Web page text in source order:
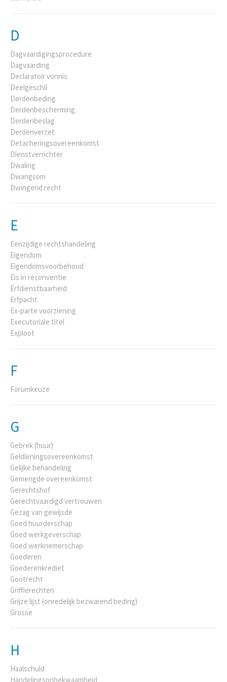
D
Dagvaardigingsprocedure
Dagvaarding
Declaratoir vonnis
Deelgeschil
Derdenbeding
Derdenbescherming
Derdenbeslag
Derdenverzet
Detacheringsovereenkomst
Dienstverrichter
Dwaling
Dwangsom
Dwingend recht
E
Eenzijdige rechtshandeling
Eigendom
Eigendomsvoorbehoud
Eis in reconventie
Erfdienstbaarheid
Erfpacht
Ex-parte voorziening
Executoriale titel
Exploot
F
Forumkeuze
G
Gebrek (huur)
Geldleningsovereenkomst
Gelijke behandeling
Gemengde overeenkomst
Gerechtshof
Gerechtvaardigd vertrouwen
Gezag van gewijsde
Goed huurderschap
Goed werkgeverschap
Goed werknemerschap
Goederen
Goederenkrediet
Gootrecht
Griffierechten
Grijze lijst (onredelijk bezwarend beding)
Grosse
H
Haalschuld
Handelingsonbekwaamheid